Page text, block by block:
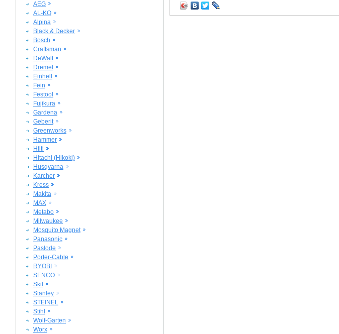
AEG
AL-KO
Alpina
Black & Decker
Bosch
Craftsman
DeWalt
Dremel
Einhell
Fein
Festool
Fujikura
Gardena
Geberit
Greenworks
Hammer
Hilti
Hitachi (Hikoki)
Husqvarna
Karcher
Kress
Makita
MAX
Metabo
Milwaukee
Mosquito Magnet
Panasonic
Paslode
Porter-Cable
RYOBI
SENCO
Skil
Stanley
STEINEL
Stihl
Wolf-Garten
Worx